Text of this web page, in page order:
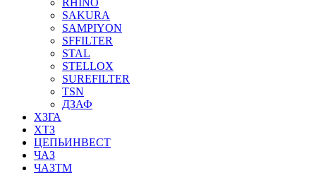
RHINO
SAKURA
SAMPIYON
SFFILTER
STAL
STELLOX
SUREFILTER
TSN
ДЗАФ
ХЗГА
ХТЗ
ЦЕПЬИНВЕСТ
ЧАЗ
ЧАЗТМ